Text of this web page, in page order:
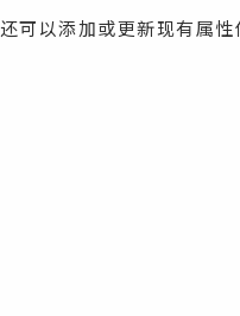
可以添加或更新现有属性